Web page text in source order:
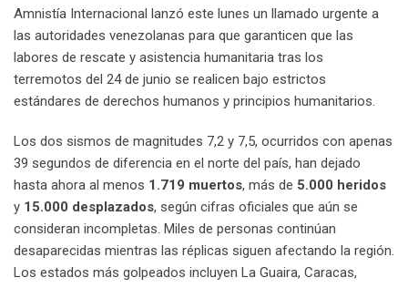
Amnistía Internacional lanzó este lunes un llamado urgente a
las autoridades venezolanas para que garanticen que las
labores de rescate y asistencia humanitaria tras los
terremotos del 24 de junio se realicen bajo estrictos
estándares de derechos humanos y principios humanitarios.
Los dos sismos de magnitudes 7,2 y 7,5, ocurridos con apenas
39 segundos de diferencia en el norte del país, han dejado
hasta ahora al menos 1.719 muertos, más de 5.000 heridos
y 15.000 desplazados, según cifras oficiales que aún se
consideran incompletas. Miles de personas continúan
desaparecidas mientras las réplicas siguen afectando la región.
Los estados más golpeados incluyen La Guaira, Caracas,